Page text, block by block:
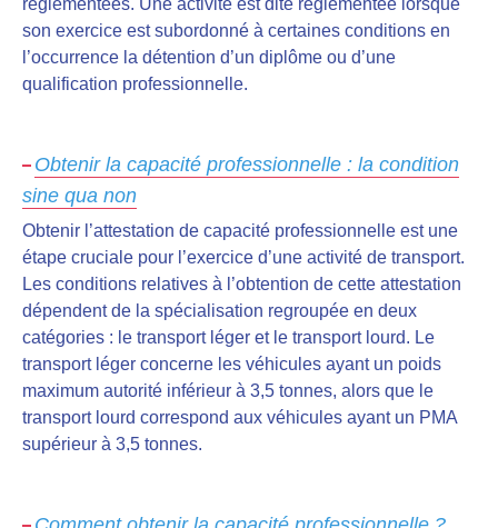
son exercice est subordonné à certaines conditions en
l’occurrence la détention d’un diplôme ou d’une
qualification professionnelle.
Obtenir la capacité professionnelle : la condition
sine qua non
Obtenir l’attestation de capacité professionnelle est une
étape cruciale pour l’exercice d’une activité de transport.
Les conditions relatives à l’obtention de cette attestation
dépendent de la spécialisation regroupée en deux
catégories : le transport léger et le transport lourd. Le
transport léger concerne les véhicules ayant un poids
maximum autorité inférieur à 3,5 tonnes, alors que le
transport lourd correspond aux véhicules ayant un PMA
supérieur à 3,5 tonnes.